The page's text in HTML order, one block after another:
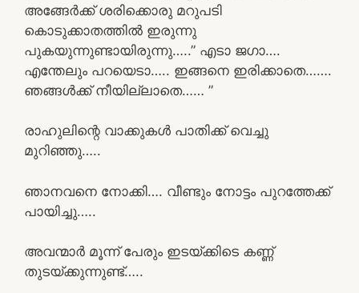
അങ്ങേർക്ക് ശരിക്കൊരു മറുപടി
കൊടുക്കാതത്തിൽ ഇരുന്നു
പുകയുന്നുണ്ടായിരുന്നു…..” എടാ ജഗാ….
എന്തേലും പറയെടാ….. ഇങ്ങനെ ഇരിക്കാതെ…….
ഞങ്ങൾക്ക് നീയില്ലാതെ…… ”
രാഹുലിന്റെ വാക്കുകൾ പാതിക്ക് വെച്ചു
മുറിഞ്ഞു…..
ഞാനവനെ നോക്കി…. വീണ്ടും നോട്ടം പുറത്തേക്ക്
പായിച്ചു…..
അവന്മാർ മൂന്ന് പേരും ഇടയ്ക്കിടെ കണ്ണ്
തുടയ്ക്കുന്നുണ്ട്…..